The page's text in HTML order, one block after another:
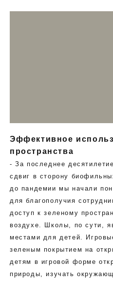
Эффективное
пространства
- За последнее
сдвиг в сторону
до пандемии мы начали
для благополучия
доступ к зеленому
воздухе. Школы, по сути,
местами для детей.
зеленым покрытием на
детям в игровой форме
природы, изучать